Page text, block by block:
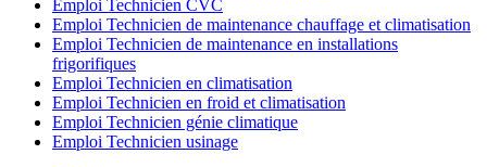
Emploi Technicien CVC
Emploi Technicien de maintenance chauffage et climatisation
Emploi Technicien de maintenance en installations
frigorifiques
Emploi Technicien en climatisation
Emploi Technicien en froid et climatisation
Emploi Technicien génie climatique
Emploi Technicien usinage